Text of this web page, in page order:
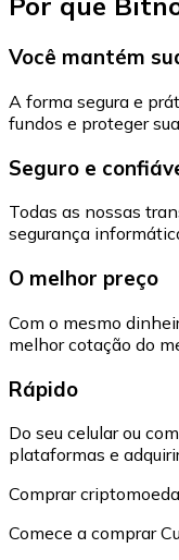
Você mantém
A forma segura e
fundos e proteger
Seguro e
Todas as nossas
segurança
O melhor preço
Com o mesmo
melhor cotação do
Rápido
Do seu celular ou
plataformas e
Comprar
Comece a comprar